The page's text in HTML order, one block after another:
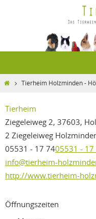
HomeTierheim Holzminden -
Tierheim
Ziegeleiweg 2, 37603,
2 Ziegeleiweg
05531 - 17 7405531 - 17
info@tierheim-
http://www.tierheim-
Öffnungszeiten